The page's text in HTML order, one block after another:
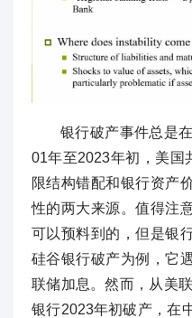
银行破产事件总是
01年至2023年初，美国
限结构错配和银行资产
性的两大来源。值得注
可以预料到的，但是银
硅谷银行破产为例，它
联储加息。然而，从美
银行2023年初破产，在